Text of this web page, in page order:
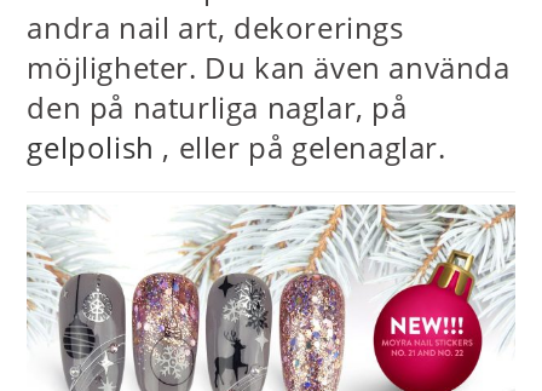
andra nail art, dekorerings
möjligheter. Du kan även använda
den på naturliga naglar, på
gelpolish , eller på gelenaglar.